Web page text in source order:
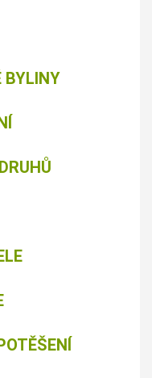
BYLINY